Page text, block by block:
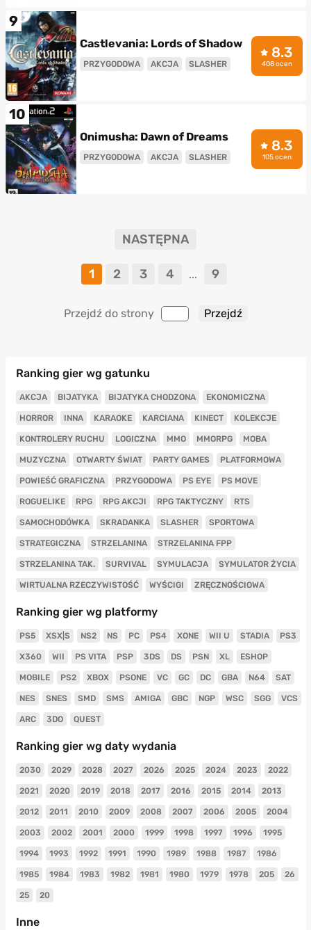
9
Castlevania: Lords of Shadow
PRZYGODOWA AKCJA SLASHER
8.3
408 ocen
10
Onimusha: Dawn of Dreams
PRZYGODOWA AKCJA SLASHER
8.3
105 ocen
NASTĘPNA
1 2 3 4 ... 9
Przejdź do strony
Ranking gier wg gatunku
AKCJA BIJATYKA BIJATYKA CHODZONA EKONOMICZNA
HORROR INNA KARAOKE KARCIANA KINECT KOLEKCJE
KONTROLERY RUCHU LOGICZNA MMO MMORPG MOBA
MUZYCZNA OTWARTY ŚWIAT PARTY GAMES PLATFORMOWA
POWIEŚĆ GRAFICZNA PRZYGODOWA PS EYE PS MOVE
ROGUELIKE RPG RPG AKCJI RPG TAKTYCZNY RTS
SAMOCHODÓWKA SKRADANKA SLASHER SPORTOWA
STRATEGICZNA STRZELANINA STRZELANINA FPP
STRZELANINA TAK. SURVIVAL SYMULACJA SYMULATOR ŻYCIA
WIRTUALNA RZECZYWISTOŚĆ WYŚCIGI ZRĘCZNOŚCIOWA
Ranking gier wg platformy
PS5 XSX|S NS2 NS PC PS4 XONE WII U STADIA PS3
X360 WII PS VITA PSP 3DS DS PSN XL ESHOP
MOBILE PS2 XBOX PSONE VC GC DC GBA N64 SAT
NES SNES SMD SMS AMIGA GBC NGP WSC SGG VCS
ARC 3DO QUEST
Ranking gier wg daty wydania
2030 2029 2028 2027 2026 2025 2024 2023 2022
2021 2020 2019 2018 2017 2016 2015 2014 2013
2012 2011 2010 2009 2008 2007 2006 2005 2004
2003 2002 2001 2000 1999 1998 1997 1996 1995
1994 1993 1992 1991 1990 1989 1988 1987 1986
1985 1984 1983 1982 1981 1980 1979 1978 205 26
25 20
Inne